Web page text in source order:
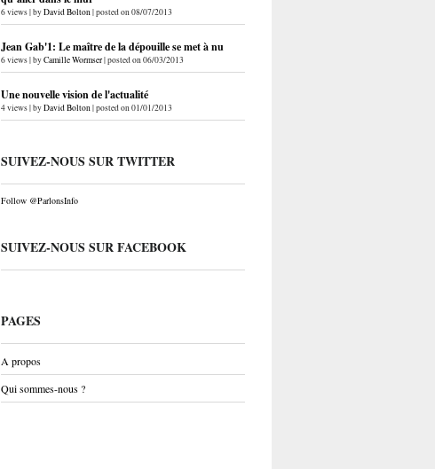
6 views|byDavid Bolton|posted on 08/07/2013
Jean Gab'1: Le maître de la dépouille se met à nu
6 views|byCamille Wormser|posted on 06/03/2013
Une nouvelle vision de l'actualité
4 views|byDavid Bolton|posted on 01/01/2013
SUIVEZ-NOUS SUR TWITTER
Follow @ParlonsInfo
SUIVEZ-NOUS SUR FACEBOOK
PAGES
A propos
Qui sommes-nous ?